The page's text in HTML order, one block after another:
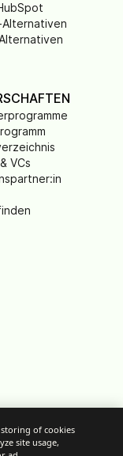
Alternativen
VCs
storing of cookies
site usage,